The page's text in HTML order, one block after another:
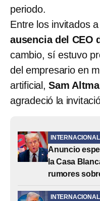
periodo.
Entre los invitados
ausencia del CEO
cambio, sí estuvo
del empresario en
artificial, Sam
agradeció la
INTERNACIONAL
Anuncio
la Casa
rumores
INTERNACIONAL